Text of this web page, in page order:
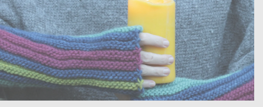
Anleitungen auf Ravelry
Über
Blog
Newsletter